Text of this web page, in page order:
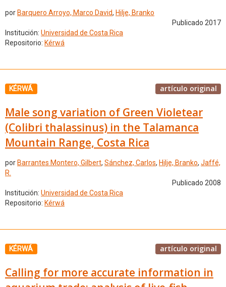
por Barquero Arroyo, Marco David, Hilje, Branko
Publicado 2017
Institución: Universidad de Costa Rica
Repositorio: Kérwá
KÉRWÁ artículo original
Male song variation of Green Violetear
(Colibri thalassinus) in the Talamanca
Mountain Range, Costa Rica
por Barrantes Montero, Gilbert, Sánchez, Carlos, Hilje, Branko, Jaffé,
R.
Publicado 2008
Institución: Universidad de Costa Rica
Repositorio: Kérwá
KÉRWÁ artículo original
Calling for more accurate information in